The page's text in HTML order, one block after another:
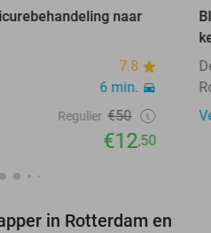
naar
7.8
6 min.
Regulier €50
€12,50
in Rotterdam en